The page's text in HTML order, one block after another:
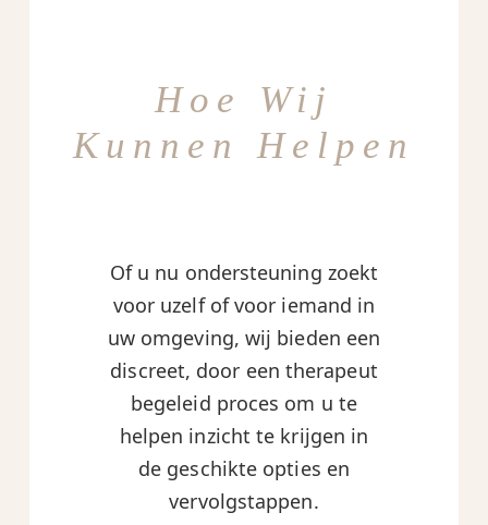
Hoe Wij
Kunnen Helpen
Of u nu ondersteuning zoekt
voor uzelf of voor iemand in
uw omgeving, wij bieden een
discreet, door een therapeut
begeleid proces om u te
helpen inzicht te krijgen in
de geschikte opties en
vervolgstappen.